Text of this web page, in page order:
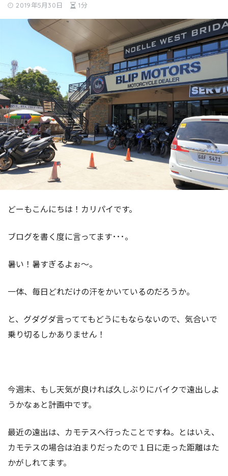
2019年5月30日 1分
どーもこんにちは！カリパイです。
ブログを書く度に言ってます･･･。
暑い！暑すぎるよぉ～。
一体、毎日どれだけの汗をかいているのだろうか。
と、グダグダ言っててもどうにもならないので、気合いで
乗り切るしかありません！
今週末、もし天気が良ければ久しぶりにバイクで遠出しよ
うかなぁと計画中です。
最近の遠出は、カモテスへ行ったことですね。とはいえ、
カモテスの場合は泊まりだったので１日に走った距離はた
かがしれてます。